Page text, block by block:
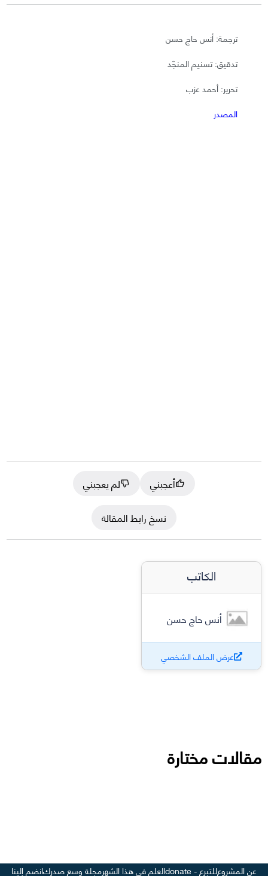
ترجمة: أنس حاج حسن
تدقيق: تسنيم المنجّد
تحرير: أحمد عزب
المصدر
أعجبني
لم يعجبني
نسخ رابط المقالة
الكاتب
أنس حاج حسن
عرض الملف الشخصي
مقالات مختارة
عن المشروعللتبرع - donate العلم في هذا الشهرمجلة وسع صدركانضم إلينا